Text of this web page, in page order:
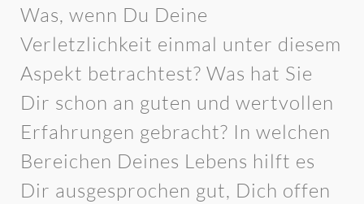
Was, wenn Du Deine
Verletzlichkeit einmal unter diesem
Aspekt betrachtest? Was hat Sie
Dir schon an guten und wertvollen
Erfahrungen gebracht? In welchen
Bereichen Deines Lebens hilft es
Dir ausgesprochen gut, Dich offen